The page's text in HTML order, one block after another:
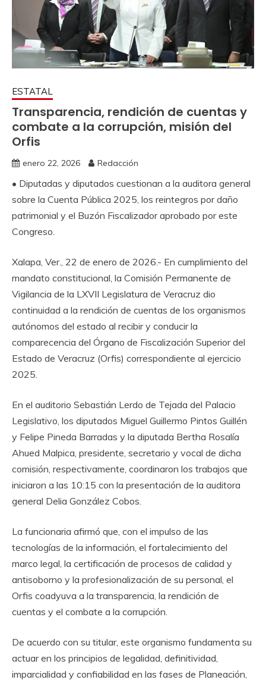
ESTATAL
Transparencia, rendición de cuentas y
combate a la corrupción, misión del
Orfis
enero 22, 2026 Redacción
• Diputadas y diputados cuestionan a la auditora general
sobre la Cuenta Pública 2025, los reintegros por daño
patrimonial y el Buzón Fiscalizador aprobado por este
Congreso.
Xalapa, Ver., 22 de enero de 2026.- En cumplimiento del
mandato constitucional, la Comisión Permanente de
Vigilancia de la LXVII Legislatura de Veracruz dio
continuidad a la rendición de cuentas de los organismos
autónomos del estado al recibir y conducir la
comparecencia del Órgano de Fiscalización Superior del
Estado de Veracruz (Orfis) correspondiente al ejercicio
2025.
En el auditorio Sebastián Lerdo de Tejada del Palacio
Legislativo, los diputados Miguel Guillermo Pintos Guillén
y Felipe Pineda Barradas y la diputada Bertha Rosalía
Ahued Malpica, presidente, secretario y vocal de dicha
comisión, respectivamente, coordinaron los trabajos que
iniciaron a las 10:15 con la presentación de la auditora
general Delia González Cobos.
La funcionaria afirmó que, con el impulso de las
tecnologías de la información, el fortalecimiento del
marco legal, la certificación de procesos de calidad y
antisoborno y la profesionalización de su personal, el
Orfis coadyuva a la transparencia, la rendición de
cuentas y el combate a la corrupción.
De acuerdo con su titular, este organismo fundamenta su
actuar en los principios de legalidad, definitividad,
imparcialidad y confiabilidad en las fases de Planeación,